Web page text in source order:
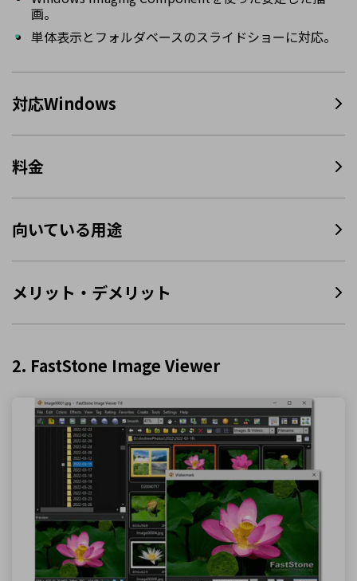
画。
単体表示とフォルダベースのスライドショーに対応。
対応Windows
料金
向いている用途
メリット・デメリット
2. FastStone Image Viewer